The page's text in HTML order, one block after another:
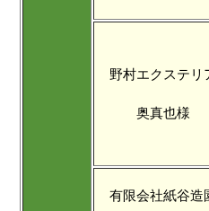
野村エクステリ
奥真也様
有限会社紙谷造